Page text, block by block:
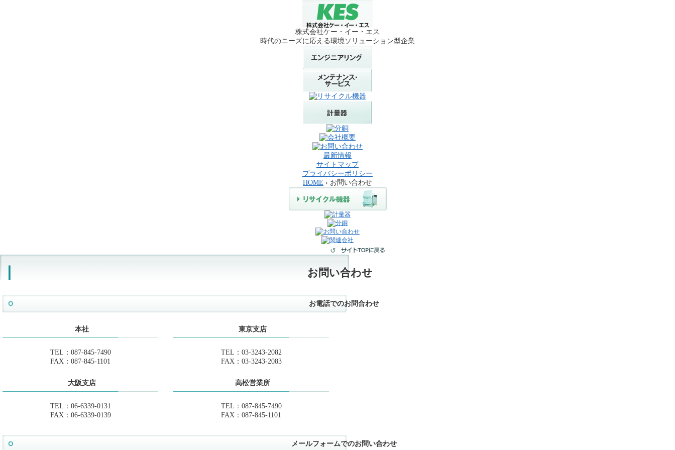
株式会社ケー・イー・エス
時代のニーズに応える環境ソリューション型企業
最新情報
サイトマップ
プライバシーポリシー
HOME › お問い合わせ
お問い合わせ
お電話でのお問合わせ
本社
TEL：087-845-7490
FAX：087-845-1101
東京支店
TEL：03-3243-2082
FAX：03-3243-2083
大阪支店
TEL：06-6339-0131
FAX：06-6339-0139
高松営業所
TEL：087-845-7490
FAX：087-845-1101
メールフォームでのお問い合わせ